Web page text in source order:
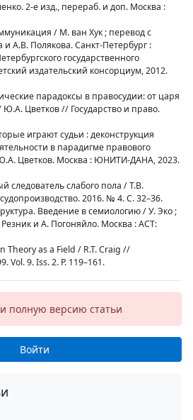
2-е изд., перераб. и доп. Москва :
/ М. ван Хук ; перевод с
А.В. Полякова. Санкт-Петербург :
государственного
издательский консорциум, 2012.
парадоксы в правосудии: от царя
Цветков // Государство и право.
играют судьи : деконструкция
в парадигме правового
Цветков. Москва : ЮНИТИ-ДАНА, 2023.
следователь слабого пола / Т.В.
2016. № 4. С. 32–36.
Введение в семиологию / У. Эко ;
и А. Погоняйло. Москва : АСТ:
Theory as a Field / R.T. Craig //
Vol. 9. Iss. 2. Р. 119–161.
полную версию статьи
Войти